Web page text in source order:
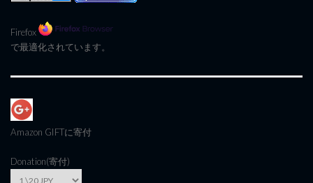
Firefox
で最適化されています。
Amazon GIFTに寄付
Donation(寄付)